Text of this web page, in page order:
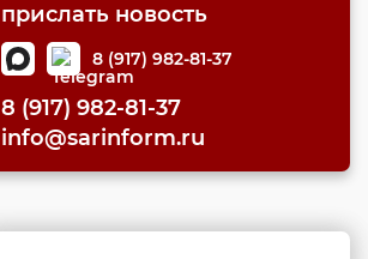
прислать новость
8 (917) 982-81-37
8 (917) 982-81-37
info@sarinform.ru